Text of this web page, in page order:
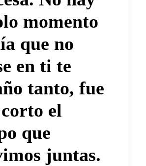
momento
que no
en ti te
tanto, fue
el
que
juntas.